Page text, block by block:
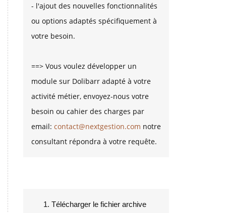
- l'ajout des nouvelles fonctionnalités
ou options adaptés spécifiquement à
votre besoin.
==> Vous voulez développer un
module sur Dolibarr adapté à votre
activité métier, envoyez-nous votre
besoin ou cahier des charges par
email: contact@nextgestion.com notre
consultant répondra à votre requête.
Télécharger le fichier archive